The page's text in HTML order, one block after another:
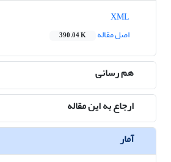
اصل مقاله
390.04 K
هم رسانی
ارجاع به این مقاله
آمار